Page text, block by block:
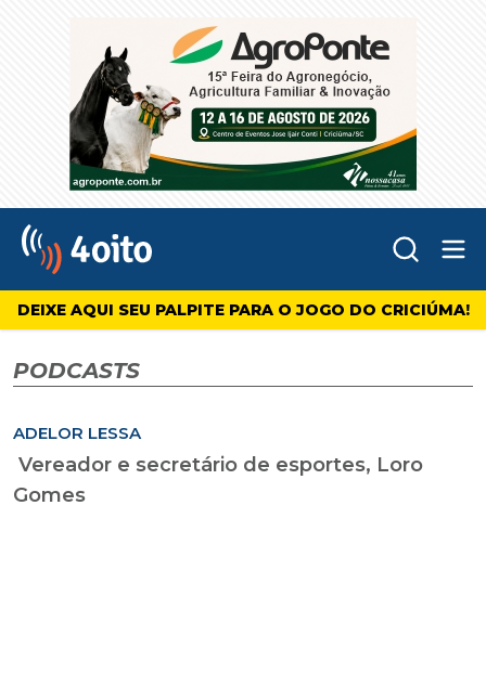
4oito
DEIXE AQUI SEU PALPITE PARA O JOGO DO CRICIÚMA!
PODCASTS
ADELOR LESSA
Vereador e secretário de esportes, Loro
Gomes